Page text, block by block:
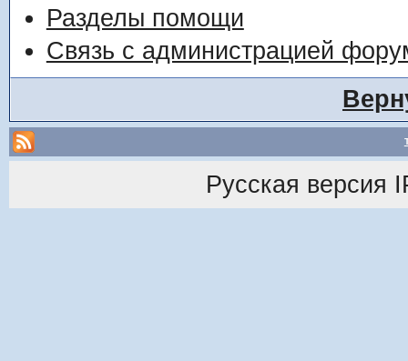
Разделы помощи
Связь с администрацией
Русская версия